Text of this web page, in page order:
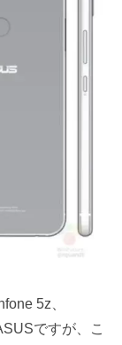
5z、
ですが、こ